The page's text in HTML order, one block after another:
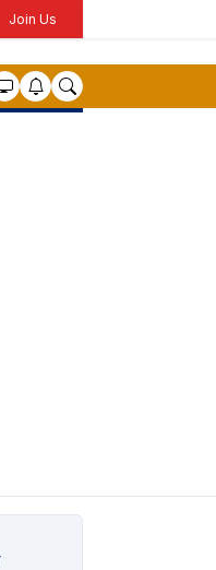
Join Us